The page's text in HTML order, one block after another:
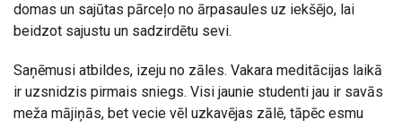
domas un sajūtas pārceļo no ārpasaules uz iekšējo, lai
beidzot sajustu un sadzirdētu sevi.
Saņēmusi atbildes, izeju no zāles. Vakara meditācijas laikā
ir uzsnidzis pirmais sniegs. Visi jaunie studenti jau ir savās
meža mājiņās, bet vecie vēl uzkavējas zālē, tāpēc esmu